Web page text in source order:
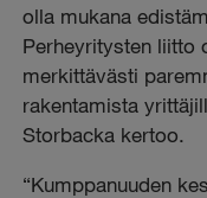
olla mukana
Perheyritysten liitto
merkittävästi
rakentamista
Storbacka kertoo.
“Kumppanuuden